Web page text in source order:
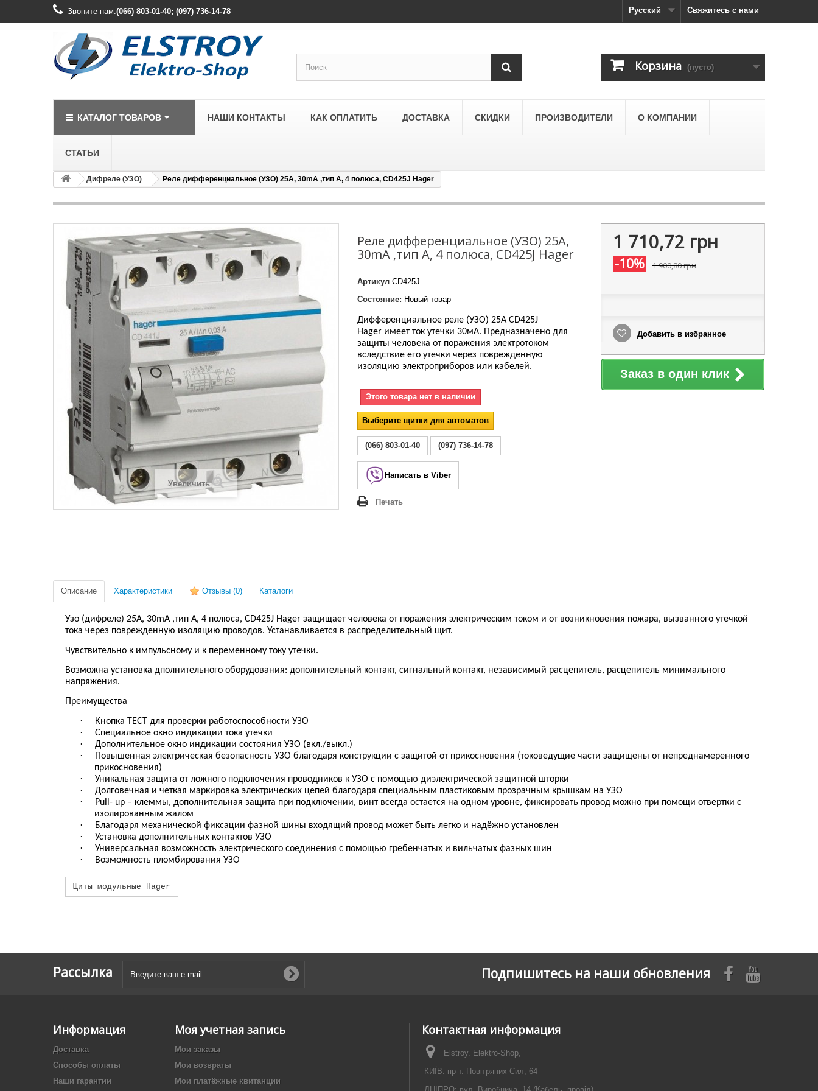
Свяжитесь с нами
Звоните нам:(066) 803-01-40; (097) 736-14-78 Русский
Корзина (пусто)
КАТАЛОГ ТОВАРОВ
LEGRAND
Legrand Celiane
Legrand Etika
Legrand Forix
Legrand SUNO
Legrand Valena Allure
Legrand Valena Classic
Legrand Valena Life
SCHNEIDER ELECTRIC
LEZARD
Lezard Deriy
НАШИ КОНТАКТЫ КАК ОПЛАТИТЬ ДОСТАВКА СКИДКИ ПРОИЗВОДИТЕЛИ О КОМПАНИИ
СТАТЬИ
Дифреле (УЗО) Реле дифференциальное (УЗО) 25A, 30mA ,тип A, 4 полюса, CD425J Hager
Увеличить
Реле дифференциальное (УЗО) 25A,
30mA ,тип A, 4 полюса, CD425J Hager
Артикул CD425J
Состояние: Новый товар
Дифференциальное реле (УЗО) 25А CD425J
Hager имеет ток утечки 30мА. Предназначено для
защиты человека от поражения электротоком
вследствие его утечки через поврежденную
изоляцию электроприборов или кабелей.
Этого товара нет в наличии
Выберите щитки для автоматов
(066) 803-01-40 (097) 736-14-78
Написать в Viber
Печать
1 710,72 грн
-10% 1 900,80 грн
Добавить в избранное
Заказ в один клик
Описание Характеристики Отзывы (0) Каталоги
Узо (дифреле) 25A, 30mA ,тип A, 4 полюса, CD425J Hager защищает человека от поражения электрическим током и от возникновения пожара, вызванного утечкой
тока через поврежденную изоляцию проводов. Устанавливается в распределительный щит.
Чувствительно к импульсному и к переменному току утечки.
Возможна установка дполнительного оборудования: дополнительный контакт, сигнальный контакт, независимый расцепитель, расцепитель минимального
напряжения.
Преимущества
· Кнопка ТЕСТ для проверки работоспособности УЗО
· Специальное окно индикации тока утечки
· Дополнительное окно индикации состояния УЗО (вкл./выкл.)
·
Повышенная электрическая безопасность УЗО благодаря конструкции с защитой от прикосновения (токоведущие части защищены от непреднамеренного
прикосновения)
· Уникальная защита от ложного подключения проводников к УЗО с помощью диэлектрической защитной шторки
· Долговечная и четкая маркировка электрических цепей благодаря специальным пластиковым прозрачным крышкам на УЗО
·
Pull- up – клеммы, дополнительная защита при подключении, винт всегда остается на одном уровне, фиксировать провод можно при помощи отвертки с
изолированным жалом
· Благодаря механической фиксации фазной шины входящий провод может быть легко и надёжно установлен
· Установка дополнительных контактов УЗО
· Универсальная возможность электрического соединения с помощью гребенчатых и вильчатых фазных шин
· Возможность пломбирования УЗО
Щиты модульные Hager
Рассылка Подпишитесь на наши обновления
Информация
Доставка
Способы оплаты
Наши гарантии
Моя учетная запись
Мои заказы
Мои возвраты
Мои платёжные квитанции
Контактная информация
Elstroy. Elektro-Shop,
КИЇВ: пр-т. Повітряних Сил, 64